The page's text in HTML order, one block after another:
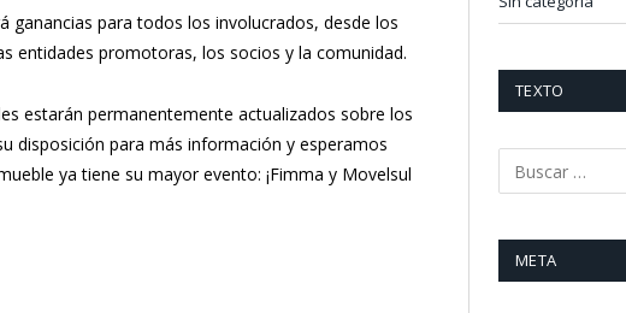
para todos los involucrados, desde los
entidades promotoras, los socios y la comunidad.
estarán permanentemente actualizados sobre los
disposición para más información y esperamos
ya tiene su mayor evento: ¡Fimma y Movelsul
TEXTO
META